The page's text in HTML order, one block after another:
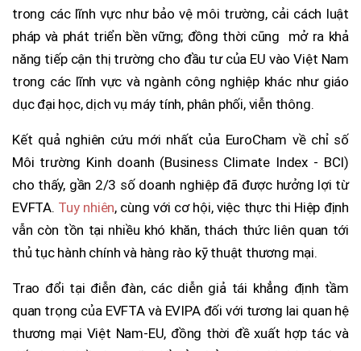
trong các lĩnh vực như bảo vệ môi trường, cải cách luật
pháp và phát triển bền vững; đồng thời cũng mở ra khả
năng tiếp cận thị trường cho đầu tư của EU vào Việt Nam
trong các lĩnh vực và ngành công nghiệp khác như giáo
dục đại học, dịch vụ máy tính, phân phối, viễn thông.
Kết quả nghiên cứu mới nhất của EuroCham về chỉ số
Môi trường Kinh doanh (Business Climate Index - BCI)
cho thấy, gần 2/3 số doanh nghiệp đã được hưởng lợi từ
EVFTA. Tuy nhiên, cùng với cơ hội, việc thực thi Hiệp định
vẫn còn tồn tại nhiều khó khăn, thách thức liên quan tới
thủ tục hành chính và hàng rào kỹ thuật thương mại.
Trao đổi tại điễn đàn, các diễn giả tái khẳng định tầm
quan trọng của EVFTA và EVIPA đối với tương lai quan hệ
thương mại Việt Nam-EU, đồng thời đề xuất hợp tác và